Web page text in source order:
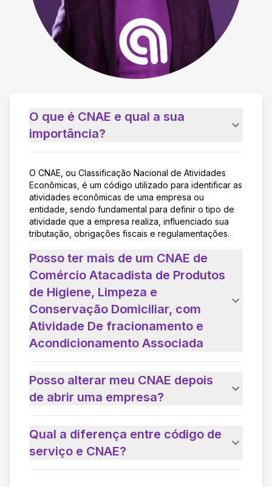
O que é CNAE e qual a sua
importância?
O CNAE, ou Classificação Nacional de Atividades
Econômicas, é um código utilizado para identificar as
atividades econômicas de uma empresa ou
entidade, sendo fundamental para definir o tipo de
atividade que a empresa realiza, influenciado sua
tributação, obrigações fiscais e regulamentações.
Posso ter mais de um CNAE de
Comércio Atacadista de Produtos
de Higiene, Limpeza e
Conservação Domiciliar, com
Atividade De fracionamento e
Acondicionamento Associada
Posso alterar meu CNAE depois
de abrir uma empresa?
Qual a diferença entre código de
serviço e CNAE?